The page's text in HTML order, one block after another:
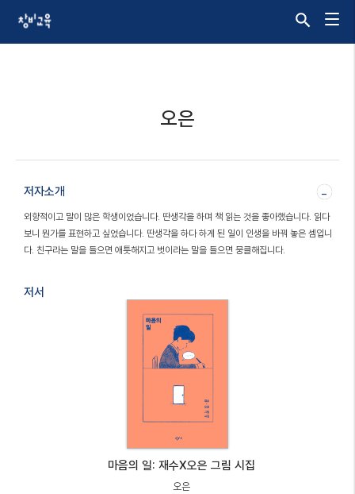
오은
-
저자소개
외향적이고 말이 많은 학생이었습니다. 딴생각을 하며 책 읽는 것을 좋아했습니다. 읽다
보니 뭔가를 표현하고 싶었습니다. 딴생각을 하다 하게 된 일이 인생을 바꿔 놓은 셈입니
다. 친구라는 말을 들으면 애틋해지고 벗이라는 말을 들으면 뭉클해집니다.
저서
마음의 일: 재수X오은 그림 시집
오은